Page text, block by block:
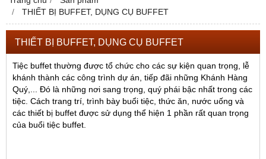
THIẾT BỊ BUFFET, DỤNG CỤ BUFFET
THIẾT BỊ BUFFET, DỤNG CỤ BUFFET
Tiệc buffet thường được tổ chức cho các sự kiện quan trọng, lễ
khánh thành các công trình dự án, tiếp đãi những Khánh Hàng
Quý,... Đó là những nơi sang trọng, quý phái bậc nhất trong các
tiệc. Cách trang trí, trình bày buổi tiệc, thức ăn, nước uống và
các thiết bị buffet được sử dụng thể hiện 1 phần rất quan trọng
của buổi tiệc buffet.